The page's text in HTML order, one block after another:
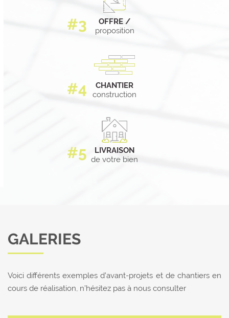
OFFRE /
proposition
CHANTIER
construction
LIVRAISON
de votre bien
GALERIES
Voici différents exemples d’avant-projets et de chantiers en
cours de réalisation, n’hésitez pas à nous consulter